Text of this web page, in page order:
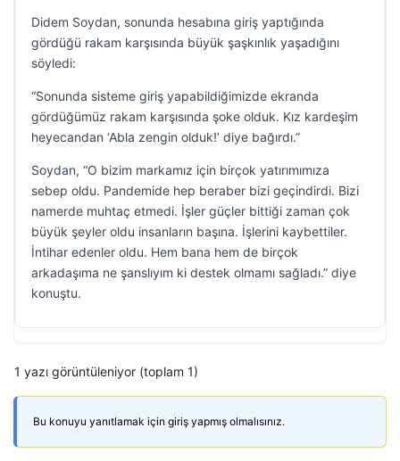
Didem Soydan, sonunda hesabına giriş yaptığında
gördüğü rakam karşısında büyük şaşkınlık yaşadığını
söyledi:
“Sonunda sisteme giriş yapabildiğimizde ekranda
gördüğümüz rakam karşısında şoke olduk. Kız kardeşim
heyecandan ‘Abla zengin olduk!’ diye bağırdı.”
Soydan, “O bizim markamız için birçok yatırımımıza
sebep oldu. Pandemide hep beraber bizi geçindirdi. Bizi
namerde muhtaç etmedi. İşler güçler bittiği zaman çok
büyük şeyler oldu insanların başına. İşlerini kaybettiler.
İntihar edenler oldu. Hem bana hem de birçok
arkadaşıma ne şanslıyım ki destek olmamı sağladı.” diye
konuştu.
1 yazı görüntüleniyor (toplam 1)
Bu konuyu yanıtlamak için giriş yapmış olmalısınız.